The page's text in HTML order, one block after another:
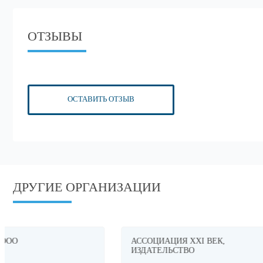
ОТЗЫВЫ
ОСТАВИТЬ ОТЗЫВ
ДРУГИЕ ОРГАНИЗАЦИИ
БИЭМ